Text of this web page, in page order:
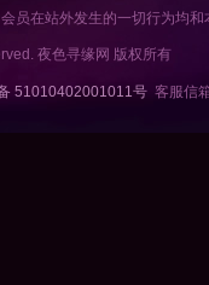
员在站外发生的一切行为均
夜色寻缘网 版权所有
51010402001011号 客服信